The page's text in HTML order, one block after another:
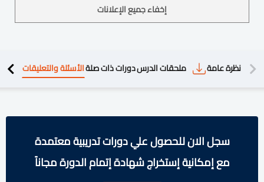
إخفاء جميع الإعلانات
نظرة عامة ملحقات الدرسدورات ذات صلةالأسئلة والتعليقات
سجل الان للحصول علي دورات تدريبية معتمدة
مع إمكانية إستخراج شهادة إتمام الدورة مجاناً